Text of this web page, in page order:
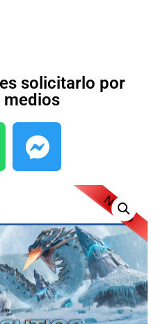
solicitarlo por
medios